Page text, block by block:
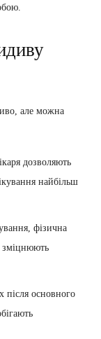
але можна
дозволяють
найбільш
фізична
зміцнюють
після основного